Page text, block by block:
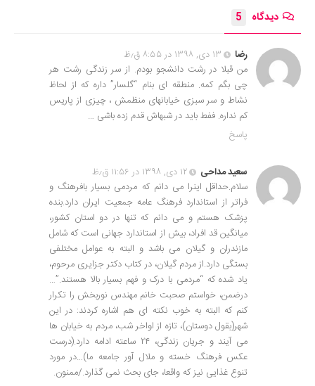
دیدگاه 5
رضا
۱۳ دی, ۱۳۹۸ در ۸:۵۵ ق٫ظ
من قبلا در رشت دانشجو بودم. از سر زندگى رشت هر
چى بگم کمه. منطقه اى بنام “گلسار” داره که از لحاظ
نشاط و سر سبزى خیابانهاى منظمش ، چیزى از پاریس
کم نداره. ففط باید در شبهاش قدم زده باشى …
پاسخ
سعید مداحی
۱۲ دی, ۱۳۹۸ در ۱۱:۵۶ ق٫ظ
سلام.حداقل اینرا می دانم که مردمی بسیار بافرهنگ و
فراتر از استاندارد فرهنگ عامه جمعیت ایران دارد.بنده
پزشک هستم و می دانم که تنها در دو استان کشور،
میانگین قد افراد، بیش از استاندارد جهانی است که شامل
مازندران و گیلان می باشد و البته به عوامل مختلفی
بستگی دارد.از مردم گیلان، در کتاب دکتر جزایری مرحوم،
یاد شده که “مردمی با درک و فهم بسیار بالا هستند.”…
درضمن، خواستم صحبت خانم مهندس نوربخش را تکرار
کنم که البته به خوب نکته ای هم اشاره کردند: در این
شهر(بقول دوستان)، تازه از اواخر شب، مردم به خیابان ها
می آیند و جریان زندگی، ۲۴ ساعته ادامه دارد.(درست
عکس فرهنگ خسته و ملال آور جامعه ما)…در مورد
تنوع غذایی نیز که واقعا، جای بحث نمی گذارد./ممنون.